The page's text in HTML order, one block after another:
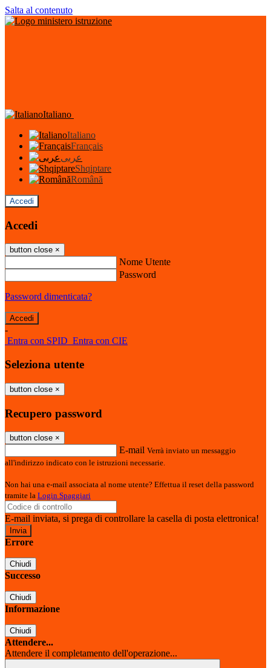
Salta al contenuto
Italiano
Italiano
Français
عربى
Shqiptare
Română
Accedi
Accedi
button close ×
Nome Utente
Password
Password dimenticata?
-
Entra con SPID Entra con CIE
Seleziona utente
button close ×
Recupero password
button close ×
E-mail Verrà inviato un messaggio
all'indirizzo indicato con le istruzioni necessarie.
Non hai una e-mail associata al nome utente? Effettua il reset della password
tramite la Login Spaggiari
E-mail inviata, si prega di controllare la casella di posta elettronica!
Errore
Chiudi
Successo
Chiudi
Informazione
Chiudi
Attendere...
Attendere il completamento dell'operazione...